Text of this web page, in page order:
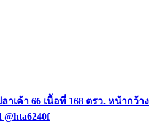
เค้า 66 เนื้อที่ 168 ตรว. หน้ากว้าง